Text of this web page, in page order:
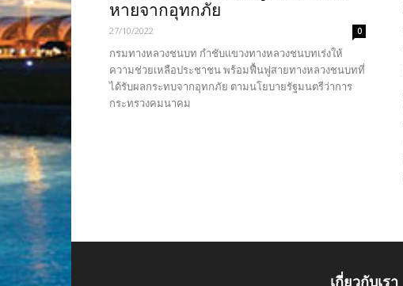
หายจากอุทกภัย
27/10/2022 0
กรมทางหลวงชนบท กำชับแขวงทางหลวงชนบทเร่งให้
ความช่วยเหลือประชาชน พร้อมฟื้นฟูสายทางหลวงชนบทที่
ได้รับผลกระทบจากอุทกภัย ตามนโยบายรัฐมนตรีว่าการ
กระทรวงคมนาคม
เกี่ยวกับเรา